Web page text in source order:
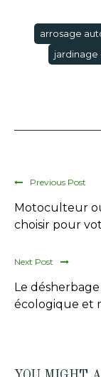
arrosage
Previous Post
Motoculteur
choisir pour
Next Post
Le
écologique et